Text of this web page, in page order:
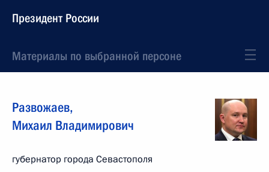
Президент России
Материалы по выбранной персоне
Развожаев,
Михаил Владимирович
губернатор города Севастополя